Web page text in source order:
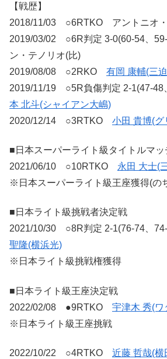
【戦歴】
2018/11/03 ○6RTKO アントニオ・
2019/03/02 ○6R判定 3-0(60-54、
ン・テノリオ(比)
2019/08/08 ○2RKO 有岡 康輔(三
2019/11/19 ○5R負傷判定 2-1(47-
本 北斗(シャイアン大嶋)
2020/12/14 ○3RTKO 小田 貴博(グ
■日本スーパーライト級タイトルマッ
2021/06/10 ○10RTKO 永田 大士(
※日本スーパーライト級王座獲得(の
■日本ライト級挑戦者決定戦
2021/10/30 ○8R判定 2-1(76-74、
聖隆(横浜光)
※日本ライト級挑戦権獲得
■日本ライト級王座決定戦
2022/02/08 ●9RTKO 宇津木 秀(ワ
※日本ライト級王座挑戦
2022/10/22 ○4RTKO 近藤 哲哉(横